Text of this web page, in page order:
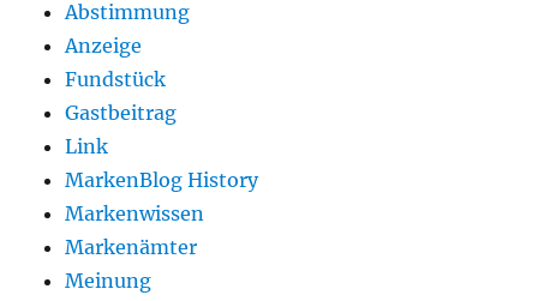
Abstimmung
Anzeige
Fundstück
Gastbeitrag
Link
MarkenBlog History
Markenwissen
Markenämter
Meinung